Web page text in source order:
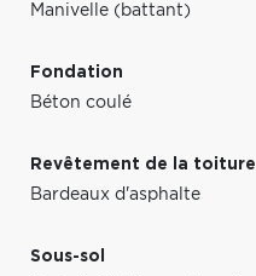
Manivelle (battant)
Fondation
Béton coulé
Revêtement de la toiture
Bardeaux d'asphalte
Sous-sol